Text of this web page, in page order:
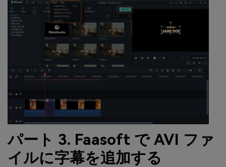
パート 3. Faasoft で AVI ファ
イルに字幕を追加する